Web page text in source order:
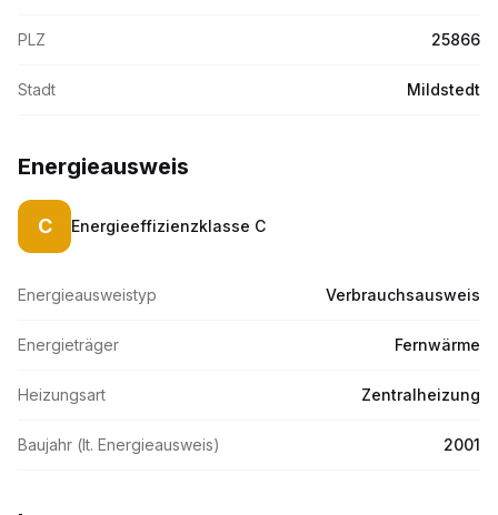
PLZ 25866
Stadt Mildstedt
Energieausweis
C Energieeffizienzklasse C
Energieausweistyp Verbrauchsausweis
Energieträger Fernwärme
Heizungsart Zentralheizung
Baujahr (lt. Energieausweis) 2001